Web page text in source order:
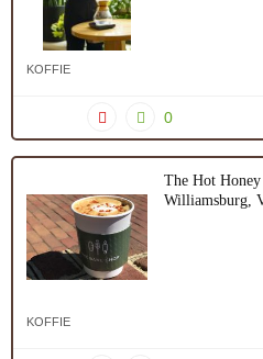
KOFFIE
0
The Hot
Williamsburg,
KOFFIE